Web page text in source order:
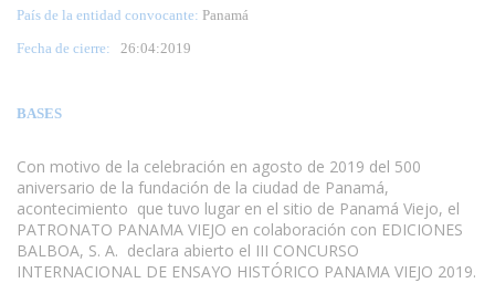
País de la entidad convocante: Panamá
Fecha de cierre: 26:04:2019
BASES
Con motivo de la celebración en agosto de 2019 del 500
aniversario de la fundación de la ciudad de Panamá,
acontecimiento que tuvo lugar en el sitio de Panamá Viejo, el
PATRONATO PANAMA VIEJO en colaboración con EDICIONES
BALBOA, S. A. declara abierto el III CONCURSO
INTERNACIONAL DE ENSAYO HISTÓRICO PANAMA VIEJO 2019.